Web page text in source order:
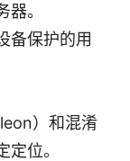
。
备保护的用
）和混淆
位。